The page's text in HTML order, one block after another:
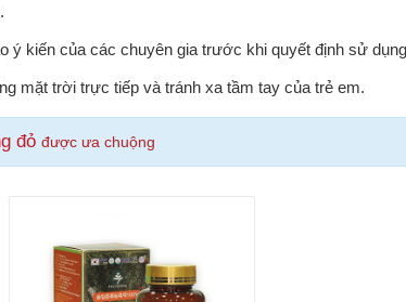
ý kiến của các chuyên gia trước khi quyết định sử
mặt trời trực tiếp và tránh xa tầm tay của trẻ em.
đỏ được ưa chuộng